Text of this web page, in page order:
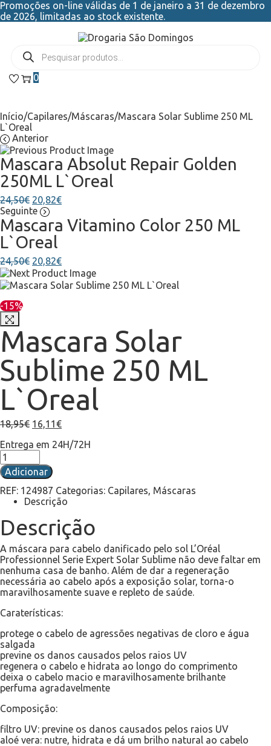
Promoções on-line válidas de 1 de janeiro a 31 de dezembro
de 2026, limitadas ao stock existente.
0
Início/Capilares/Máscaras/Mascara Solar Sublime 250 ML
L`Oreal
Anterior
Mascara Absolut Repair Golden
250ML L`Oreal
24,50€ 20,82€
Seguinte
Mascara Vitamino Color 250 ML
L`Oreal
24,50€ 20,82€
-15%
Mascara Solar
Sublime 250 ML
L`Oreal
18,95€ 16,11€
Entrega em 24H/72H
Adicionar
REF: 124987 Categorias: Capilares, Máscaras
Descrição
Descrição
A máscara para cabelo danificado pelo sol L’Oréal
Professionnel Serie Expert Solar Sublime não deve faltar em
nenhuma casa de banho. Além de dar a regeneração
necessária ao cabelo após a exposição solar, torna-o
maravilhosamente suave e repleto de saúde.
Caraterísticas:
protege o cabelo de agressões negativas de cloro e água
salgada
previne os danos causados pelos raios UV
regenera o cabelo e hidrata ao longo do comprimento
deixa o cabelo macio e maravilhosamente brilhante
perfuma agradavelmente
Composição:
filtro UV: previne os danos causados pelos raios UV
aloé vera: nutre, hidrata e dá um brilho natural ao cabelo